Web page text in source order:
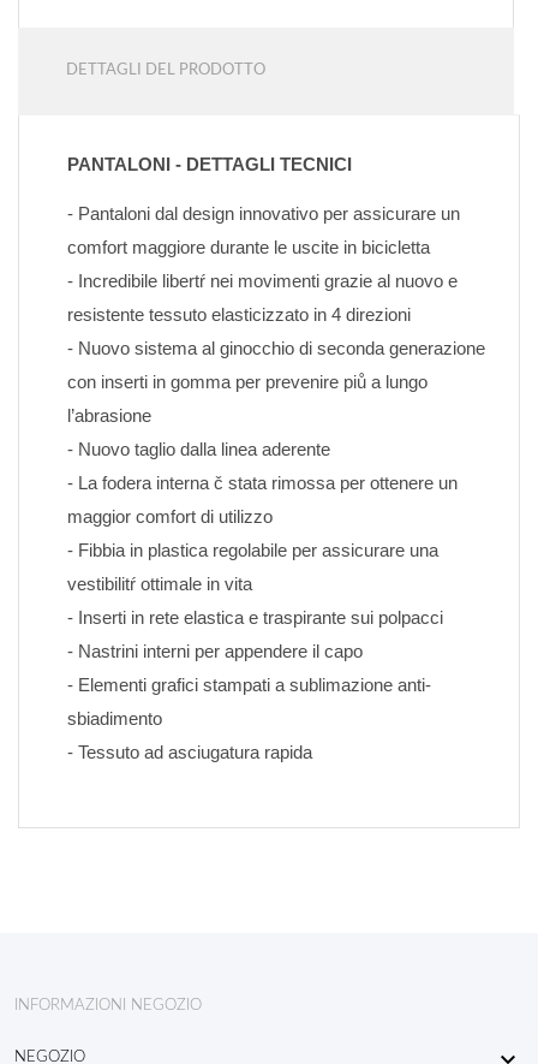
DETTAGLI DEL PRODOTTO
PANTALONI - DETTAGLI TECNICI
- Pantaloni dal design innovativo per assicurare un
comfort maggiore durante le uscite in bicicletta
- Incredibile libertŕ nei movimenti grazie al nuovo e
resistente tessuto elasticizzato in 4 direzioni
- Nuovo sistema al ginocchio di seconda generazione
con inserti in gomma per prevenire piů a lungo
l’abrasione
- Nuovo taglio dalla linea aderente
- La fodera interna č stata rimossa per ottenere un
maggior comfort di utilizzo
- Fibbia in plastica regolabile per assicurare una
vestibilitŕ ottimale in vita
- Inserti in rete elastica e traspirante sui polpacci
- Nastrini interni per appendere il capo
- Elementi grafici stampati a sublimazione anti-
sbiadimento
- Tessuto ad asciugatura rapida
INFORMAZIONI NEGOZIO
NEGOZIO